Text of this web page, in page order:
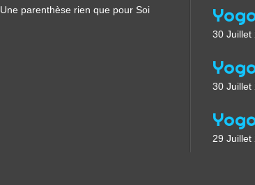
Une parenthèse rien que pour Soi
30 Juillet
30 Juillet
29 Juillet